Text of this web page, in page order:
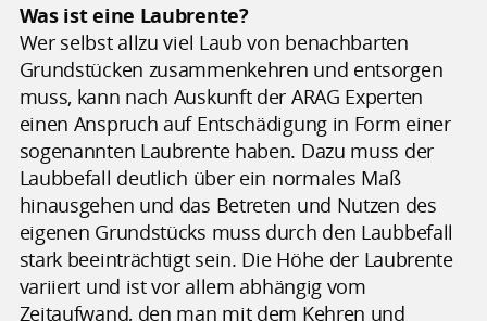
Was ist eine Laubrente?
Wer selbst allzu viel Laub von benachbarten
Grundstücken zusammenkehren und entsorgen
muss, kann nach Auskunft der ARAG Experten
einen Anspruch auf Entschädigung in Form einer
sogenannten Laubrente haben. Dazu muss der
Laubbefall deutlich über ein normales Maß
hinausgehen und das Betreten und Nutzen des
eigenen Grundstücks muss durch den Laubbefall
stark beeinträchtigt sein. Die Höhe der Laubrente
variiert und ist vor allem abhängig vom
Zeitaufwand, den man mit dem Kehren und